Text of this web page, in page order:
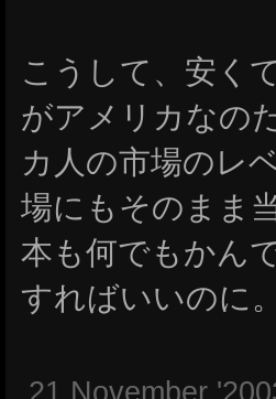
こうして、安く
がアメリカなの
カ人の市場のレ
場にもそのまま
本も何でもかん
すればいいのに。
21 November